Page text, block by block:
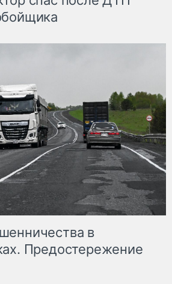
в
Предостережение